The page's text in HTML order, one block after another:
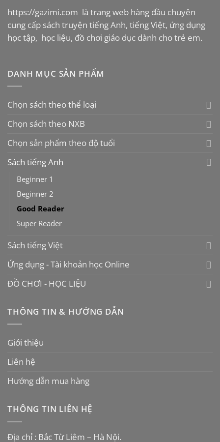
https://gazimi.com là trang web hàng đầu chuyên
cung cấp sách truyện tiếng Anh, tiếng Việt, ứng dụng
học tập, học liệu, đồ chơi giáo dục dành cho trẻ em.
DANH MỤC SẢN PHẨM
Chọn sách theo thể loại
Chọn sách theo NXB
Chọn sản phẩm theo độ tuổi
Sách tiếng Anh
Beginner 1
Beginner 2
Good Reader
Super Reader
Sách tiếng Việt
Ứng dụng - Tài khoản học Online
ĐỒ CHƠI - HỌC LIỆU
THÔNG TIN & HƯỚNG DẪN
Giới thiệu
Liên hệ
Hướng dẫn mua hàng
THÔNG TIN LIÊN HỆ
Địa chỉ : Bắc Từ Liêm – Hà Nội.